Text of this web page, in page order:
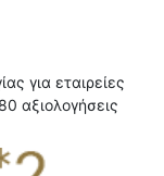
για εταιρείες
αξιολογήσεις